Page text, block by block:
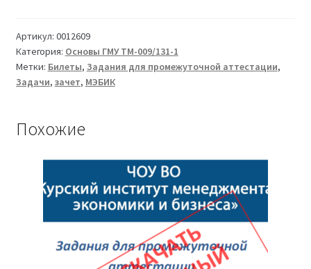
Основы
государственного
и
муниципального
ТМ-009/131-
1
Артикул: 0012609
Категория: Основы ГМУ ТМ-009/131-1
Метки: Билеты, Задания для промежуточной аттестации,
Задачи, зачет, МЭБИК
Похожие